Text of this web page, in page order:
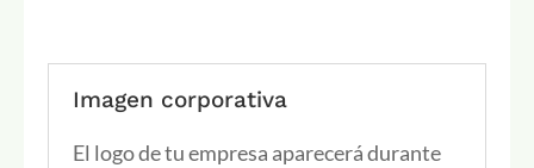
Imagen corporativa
El logo de tu empresa aparecerá durante